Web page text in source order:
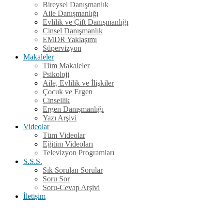
Bireysel Danışmanlık
Aile Danışmanlığı
Evlilik ve Çift Danışmanlığı
Cinsel Danışmanlık
EMDR Yaklaşımı
Süpervizyon
Makaleler
Tüm Makaleler
Psikoloji
Aile, Evlilik ve İlişkiler
Çocuk ve Ergen
Cinsellik
Ergen Danışmanlığı
Yazı Arşivi
Videolar
Tüm Videolar
Eğitim Videoları
Televizyon Programları
S.S.S.
Sık Sorulan Sorular
Soru Sor
Soru-Cevap Arşivi
İletişim